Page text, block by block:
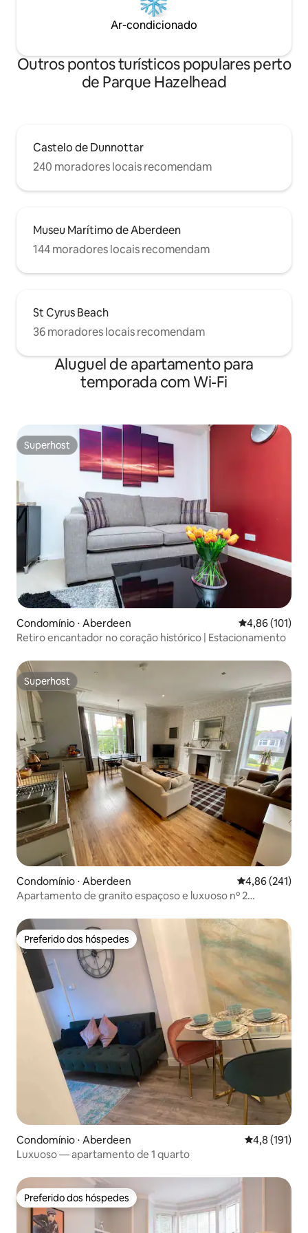
Ar-condicionado
Outros pontos turísticos populares perto
de Parque Hazelhead
Castelo de Dunnottar
240 moradores locais recomendam
Museu Marítimo de Aberdeen
144 moradores locais recomendam
St Cyrus Beach
36 moradores locais recomendam
Aluguel de apartamento para
temporada com Wi-Fi
Superhost
Superhost
Condomínio ⋅ Aberdeen 4,86 de uma
4,86 (101)
Retiro encantador no coração histórico | Estacionamento
Superhost
Superhost
Condomínio ⋅ Aberdeen 4,86 de uma
4,86 (241)
Apartamento de granito espaçoso e luxuoso nº 2
Preferido dos hóspedes
Preferido dos hóspedes
Condomínio ⋅ Aberdeen 4,8 de uma
4,8 (191)
Luxuoso — apartamento de 1 quarto
Preferido dos hóspedes
Preferido dos hóspedes